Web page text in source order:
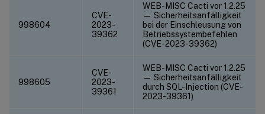
998604
CVE-
2023-
39362
WEB-MISC Cacti vor 1.2.25
— Sicherheitsanfälligkeit
bei der Einschleusung von
Betriebssystembefehlen
(CVE-2023-39362)
998605
CVE-
2023-
39361
WEB-MISC Cacti vor 1.2.25
— Sicherheitsanfälligkeit
durch SQL-Injection (CVE-
2023-39361)